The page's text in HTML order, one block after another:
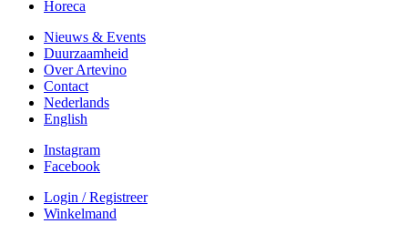
Horeca
Nieuws & Events
Duurzaamheid
Over Artevino
Contact
Nederlands
English
Instagram
Facebook
Login / Registreer
Winkelmand